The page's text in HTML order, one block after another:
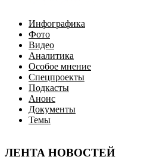
Инфографика
Фото
Видео
Аналитика
Особое мнение
Спецпроекты
Подкасты
Анонс
Документы
Темы
ЛЕНТА НОВОСТЕЙ